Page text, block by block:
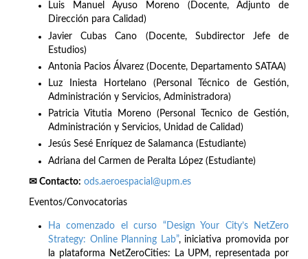
Luis Manuel Ayuso Moreno (Docente, Adjunto de
Dirección para Calidad)
Javier Cubas Cano (Docente, Subdirector Jefe de
Estudios)
Antonia Pacios Álvarez (Docente, Departamento SATAA)
Luz Iniesta Hortelano (Personal Técnico de Gestión,
Administración y Servicios, Administradora)
Patricia Vitutia Moreno (Personal Tecnico de Gestión,
Administración y Servicios, Unidad de Calidad)
Jesús Sesé Enríquez de Salamanca (Estudiante)
Adriana del Carmen de Peralta López (Estudiante)
✉ Contacto: ods.aeroespacial@upm.es
Eventos/Convocatorias
Ha comenzado el curso “Design Your City’s NetZero
Strategy: Online Planning Lab”, iniciativa promovida por
la plataforma NetZeroCities: La UPM, representada por